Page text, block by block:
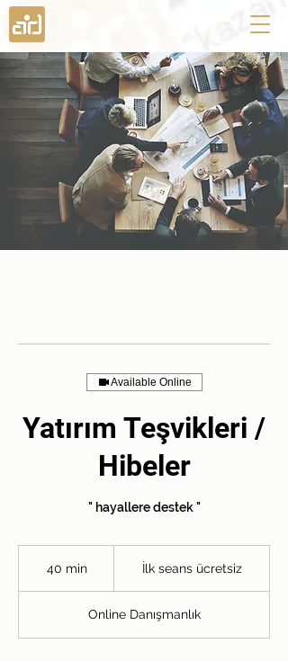
Available Online
Yatırım Teşvikleri /
Hibeler
" hayallere destek "
40 min4
i
n
İlk seans ücretsiz
Online Danışmanlık